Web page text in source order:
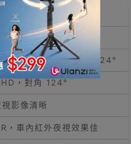
及車內紅外鏡頭
，對角 134°
HD + 紅外線，對角 124°
，對角 124°
影像清晰
車內紅外夜視效果佳